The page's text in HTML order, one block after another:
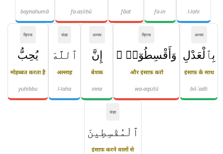
l-lahi
fa-in
fāat
fa-aṣliḥū
baynahumā
अव्यय
بِٱلْعَدْلِ
इंसाफ़ के साथ
bil-ʿadli
क्रिया
وَأَقْسِطُوٓا۟ ۖ
और इंसाफ़ करो
wa-aqsiṭū
अव्यय
إِنَّ
बेशक
inna
संज्ञा
ٱللَّهَ
अल्लाह
l-laha
क्रिया
يُحِبُّ
मोहब्बत करता है
yuḥibbu
संज्ञा
ٱلْمُقْسِطِينَ
इंसाफ़ करने वालों से